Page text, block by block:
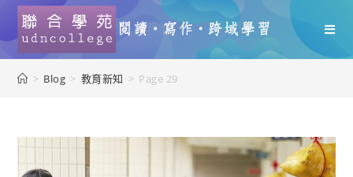
> Blog > 教育新知 > Page 29